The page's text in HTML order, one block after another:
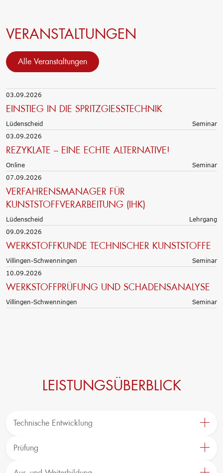
VERANSTALTUNGEN
Alle Veranstaltungen
03.09.2026
EINSTIEG IN DIE SPRITZGIESSTECHNIK
Lüdenscheid
Seminar
03.09.2026
REZYKLATE – EINE ECHTE ALTERNATIVE!
Online
Seminar
07.09.2026
VERFAHRENSMANAGER FÜR
KUNSTSTOFFVERARBEITUNG (IHK)
Lüdenscheid
Lehrgang
09.09.2026
WERKSTOFFKUNDE TECHNISCHER KUNSTSTOFFE
Villingen-Schwenningen
Seminar
10.09.2026
WERKSTOFFPRÜFUNG UND SCHADENSANALYSE
Villingen-Schwenningen Seminar
LEISTUNGSÜBERBLICK
Technische Entwicklung
Neue Materialien
Aktuelle Verbundprojekte
Prüfung
Material– & Schadensanalyse